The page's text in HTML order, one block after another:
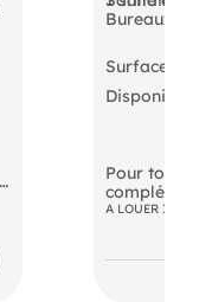
Bureaux
Surface de
Disponibilité
Pour toute
visite,
A LOUER